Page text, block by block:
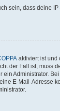
sein, dass deine
aktiviert ist und
der Fall ist, muss
Administrator.
E-Mail-Adresse